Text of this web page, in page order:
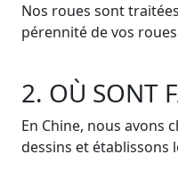
Nos roues sont
pérennité de vos
2. OÙ SONT
En Chine, nous avons
dessins et établissons